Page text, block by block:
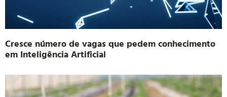
Cresce número de vagas que pedem conhecimento
em Inteligência Artificial